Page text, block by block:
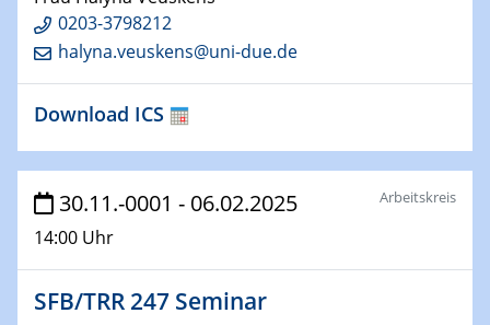
Physikalisches Kolloquium
Make it and break it: Contact and Cracks at soft
interfaces
HyMission Short Talks
29.01.2025
Physikalisches Kolloquium
Decoding mRNA translation: Computational and
experimental approaches to understanding gene
0203-3798212
halyna.veuskens@uni-due.de
Download ICS
30.11.-0001 - 06.02.2025
14:00 Uhr
Arbeitskreis
SFB/TRR 247 Seminar